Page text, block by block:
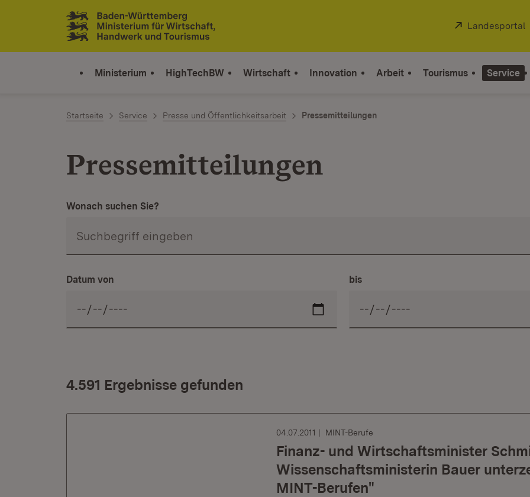
Zum Inhalt springen
Link zur Startseite
Extern:
Landesportal
Ministerium HighTechBW Wirtschaft Innovation Arbeit Tourismus Service
Startseite Service Presse und Öffentlichkeitsarbeit Pressemitteilungen
Pressemitteilungen
Wonach suchen Sie?
Datum von bis
4.591 Ergebnisse gefunden
04.07.2011 MINT-Berufe
Finanz- und Wirtschaftsminister
Wissenschaftsministerin Bauer
MINT-Berufen"